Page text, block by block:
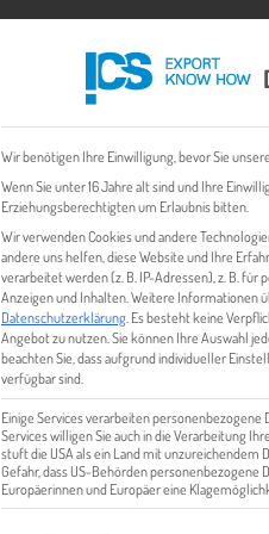
FIT CHECK EXPORT
LOVE &
Wir benötigen Ihre Einwilligung, bevor Sie
Wenn Sie unter 16 Jahre alt sind und Ihre
Erziehungsberechtigten um Erlaubnis bitten.
Wir verwenden Cookies und andere
andere uns helfen, diese Website und Ihre
verarbeitet werden (z. B. IP-Adressen), z. B. für
Anzeigen und Inhalten. Weitere Informationen
Datenschutzerklärung Es besteht keine
Angebot zu nutzen. Sie können Ihre Auswahl
beachten Sie, dass aufgrund individueller
verfügbar sind.
Einige Services verarbeiten personenbezogene
Services willigen Sie auch in die Verarbeitung
stuft die USA als ein Land mit unzureichendem
Gefahr, dass US-Behörden
Europäerinnen und Europäer eine